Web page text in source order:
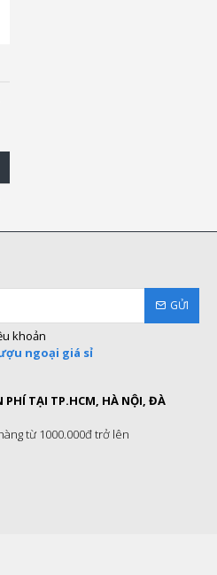
GỬI
khoản
ngoại giá sỉ
PHÍ TẠI TP.HCM, HÀ NỘI, ĐÀ
từ 1000.000đ trở lên